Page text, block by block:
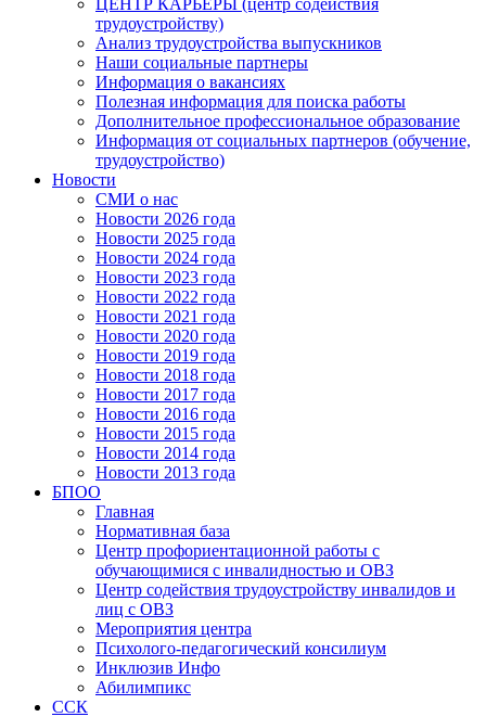
трудоустройству)
Анализ трудоустройства выпускников
Наши социальные партнеры
Информация о вакансиях
Полезная информация для поиска работы
Дополнительное профессиональное образование
Информация от социальных партнеров (обучение,
трудоустройство)
Новости
СМИ о нас
Новости 2026 года
Новости 2025 года
Новости 2024 года
Новости 2023 года
Новости 2022 года
Новости 2021 года
Новости 2020 года
Новости 2019 года
Новости 2018 года
Новости 2017 года
Новости 2016 года
Новости 2015 года
Новости 2014 года
Новости 2013 года
БПОО
Главная
Нормативная база
Центр профориентационной работы с
обучающимися с инвалидностью и ОВЗ
Центр содействия трудоустройству инвалидов и
лиц с ОВЗ
Мероприятия центра
Психолого-педагогический консилиум
Инклюзив Инфо
Абилимпикс
ССК